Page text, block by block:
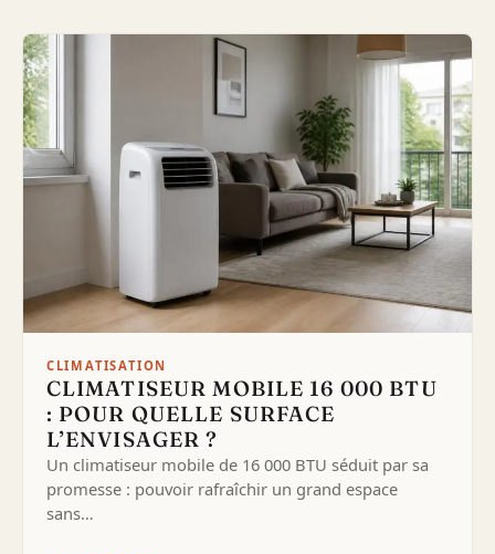
CLIMATISATION
CLIMATISEUR MOBILE 16 000 BTU
: POUR QUELLE SURFACE
L’ENVISAGER ?
Un climatiseur mobile de 16 000 BTU séduit par sa
promesse : pouvoir rafraîchir un grand espace
sans…